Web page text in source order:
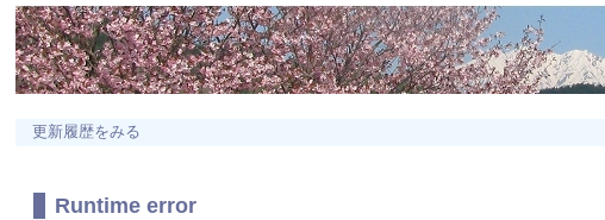
更新履歴をみる
Runtime error